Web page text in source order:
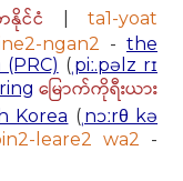
င်ငံ
ta1-yoat
ngan2 - the
(ˌpiː.pəlz rɪ
မြောက်ကိုရီးယား
Korea (ˌnɔːrθ kə
leare2 wa2
-